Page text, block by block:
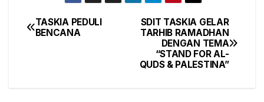
Post
SDIT TASKIA GELAR
TARHIB RAMADHAN
DENGAN TEMA
“STAND FOR AL-
QUDS & PALESTINA”
TASKIA PEDULI
BENCANA